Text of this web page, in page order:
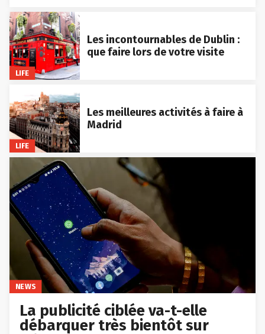
LIFE
Les incontournables de Dublin :
que faire lors de votre visite
LIFE
Les meilleures activités à faire à
Madrid
NEWS
La publicité ciblée va-t-elle
débarquer très bientôt sur